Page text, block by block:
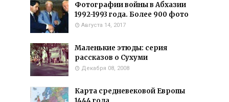
Фотографии войны в Абхазии
1992-1993 года. Более 900 фото
Августа 14, 2017
Маленькие этюды: серия
рассказов о Сухуми
Декабря 08, 2008
Карта средневековой Европы